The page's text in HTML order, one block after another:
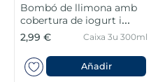
Bombó de llimona amb
cobertura de iogurt i
galeta
2,99 € Caixa 3u 300ml
Añadir